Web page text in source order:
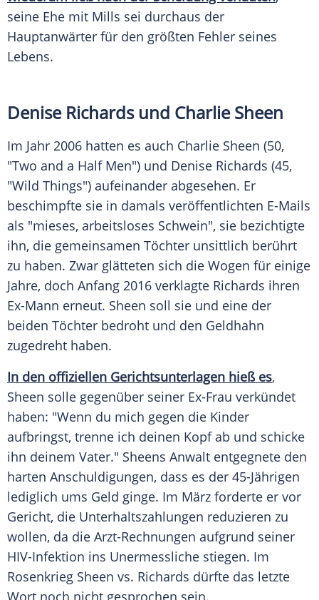
seine Ehe mit Mills sei durchaus der
Hauptanwärter für den größten Fehler seines
Lebens.
Denise Richardsund Charlie Sheen
Im Jahr 2006 hatten es auch Charlie Sheen (50,
"Two and a Half Men") und Denise Richards (45,
"Wild Things") aufeinander abgesehen. Er
beschimpfte sie in damals veröffentlichten E-Mails
als "mieses, arbeitsloses Schwein", sie bezichtigte
ihn, die gemeinsamen Töchter unsittlich berührt
zu haben. Zwar glätteten sich die Wogen für einige
Jahre, doch Anfang 2016 verklagte Richards ihren
Ex-Mann erneut. Sheen soll sie und eine der
beiden Töchter bedroht und den Geldhahn
zugedreht haben.
In den offiziellen Gerichtsunterlagen hieß es,
Sheen solle gegenüber seiner Ex-Frau verkündet
haben: "Wenn du mich gegen die Kinder
aufbringst, trenne ich deinen Kopf ab und schicke
ihn deinem Vater." Sheens Anwalt entgegnete den
harten Anschuldigungen, dass es der 45-Jährigen
lediglich ums Geld ginge. Im März forderte er vor
Gericht, die Unterhaltszahlungen reduzieren zu
wollen, da die Arzt-Rechnungen aufgrund seiner
HIV-Infektion ins Unermessliche stiegen. Im
Rosenkrieg Sheen vs. Richards dürfte das letzte